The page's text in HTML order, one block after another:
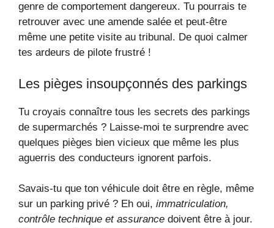
genre de comportement dangereux. Tu pourrais te
retrouver avec une amende salée et peut-être
même une petite visite au tribunal. De quoi calmer
tes ardeurs de pilote frustré !
Les pièges insoupçonnés des parkings
Tu croyais connaître tous les secrets des parkings
de supermarchés ? Laisse-moi te surprendre avec
quelques pièges bien vicieux que même les plus
aguerris des conducteurs ignorent parfois.
Savais-tu que ton véhicule doit être en règle, même
sur un parking privé ? Eh oui, immatriculation,
contrôle technique et assurance doivent être à jour.